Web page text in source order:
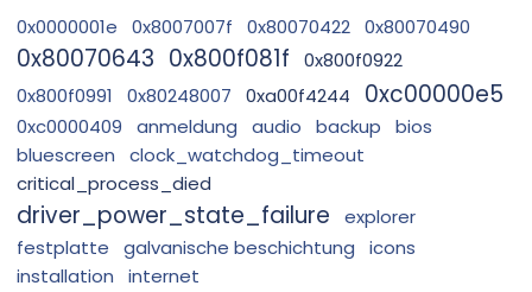
0x0000001e 0x8007007f 0x80070422 0x80070490
0x80070643 0x800f081f
0x800f0922
0x800f0991
0x80248007 0xa00f4244 0xc00000e5
0xc0000409 anmeldung audio backup
bios
bluescreen
clock_watchdog_timeout
critical_process_died
driver_power_state_failure
explorer
festplatte
galvanische beschichtung
icons
installation
internet